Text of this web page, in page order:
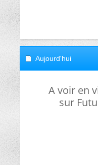
Aujourd'hui
A voir en
sur